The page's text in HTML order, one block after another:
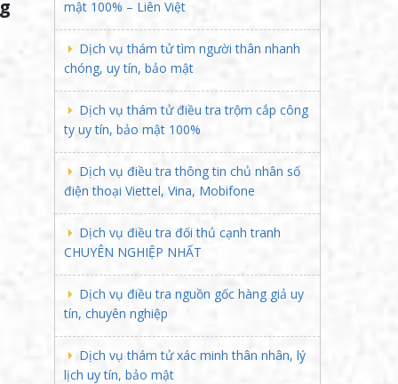
mật 100% – Liên Việt
Dịch vụ thám tử tìm người thân nhanh
chóng, uy tín, bảo mật
Dịch vụ thám tử điều tra trộm cắp công
ty uy tín, bảo mật 100%
Dịch vụ điều tra thông tin chủ nhân số
điện thoại Viettel, Vina, Mobifone
Dịch vụ điều tra đối thủ cạnh tranh
CHUYÊN NGHIỆP NHẤT
Dịch vụ điều tra nguồn gốc hàng giả uy
tín, chuyên nghiệp
Dịch vụ thám tử xác minh thân nhân, lý
lịch uy tín, bảo mật